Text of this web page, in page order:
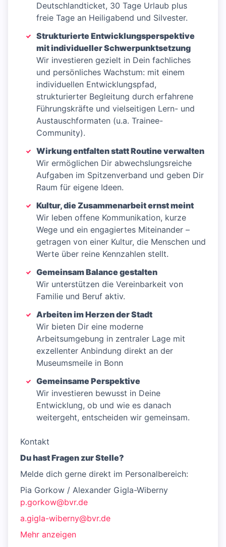
Deutschlandticket, 30 Tage Urlaub plus
freie Tage an Heiligabend und Silvester.
Strukturierte Entwicklungsperspektive
mit individueller Schwerpunktsetzung
Wir investieren gezielt in Dein fachliches
und persönliches Wachstum: mit einem
individuellen Entwicklungspfad,
strukturierter Begleitung durch erfahrene
Führungskräfte und vielseitigen Lern- und
Austauschformaten (u.a. Trainee-
Community).
Wirkung entfalten statt Routine verwalten
Wir ermöglichen Dir abwechslungsreiche
Aufgaben im Spitzenverband und geben Dir
Raum für eigene Ideen.
Kultur, die Zusammenarbeit ernst meint
Wir leben offene Kommunikation, kurze
Wege und ein engagiertes Miteinander –
getragen von einer Kultur, die Menschen und
Werte über reine Kennzahlen stellt.
Gemeinsam Balance gestalten
Wir unterstützen die Vereinbarkeit von
Familie und Beruf aktiv.
Arbeiten im Herzen der Stadt
Wir bieten Dir eine moderne
Arbeitsumgebung in zentraler Lage mit
exzellenter Anbindung direkt an der
Museumsmeile in Bonn
Gemeinsame Perspektive
Wir investieren bewusst in Deine
Entwicklung, ob und wie es danach
weitergeht, entscheiden wir gemeinsam.
Kontakt
Du hast Fragen zur Stelle?
Melde dich gerne direkt im Personalbereich:
Pia Gorkow / Alexander Gigla-Wiberny
p.gorkow@bvr.de
a.gigla-wiberny@bvr.de
Mehr anzeigen